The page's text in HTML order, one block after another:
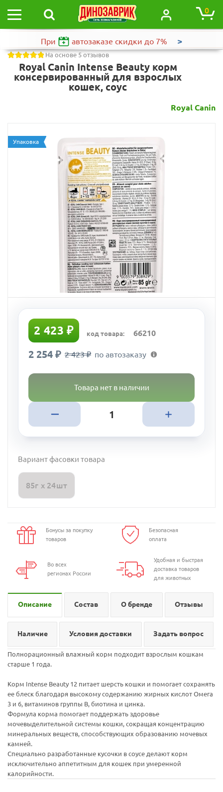
0
При автозаказе скидки до 7% >
На основе 5 отзывов
Royal Canin Intense Beauty корм
консервированный для взрослых
кошек, соус
Royal Canin
Упаковка
2 423 ₽ код товара: 66210
2 254 ₽ 2 423 ₽ по автозаказу
Товара нет в наличии
Вариант фасовки товара
85г х 24шт
Бонусы за покупку
товаров
Безопасная
оплата
Во всех
регионах России
Удобная и быстрая
доставка товаров
для животных
Описание Состав О бренде Отзывы
Наличие Условия доставки Задать вопрос
Полнорационный влажный корм подходит взрослым кошкам
старше 1 года.
Корм Intense Beauty 12 питает шерсть кошки и помогает сохранять
ее блеск благодаря высокому содержанию жирных кислот Омега
3 и 6, витаминов группы B, биотина и цинка.
Формула корма помогает поддержать здоровье
мочевыделительной системы кошки, сокращая концентрацию
минеральных веществ, способствующих образованию мочевых
камней.
Специально разработанные кусочки в соусе делают корм
исключительно аппетитным для кошек при умеренной
калорийности.